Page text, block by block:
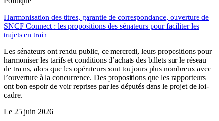
Harmonisation des titres, garantie de correspondance, ouverture de
SNCF Connect : les propositions des sénateurs pour faciliter les
trajets en train
Les sénateurs ont rendu public, ce mercredi, leurs propositions pour
harmoniser les tarifs et conditions d’achats des billets sur le réseau
de trains, alors que les opérateurs sont toujours plus nombreux avec
l’ouverture à la concurrence. Des propositions que les rapporteurs
ont bon espoir de voir reprises par les députés dans le projet de loi-
cadre.
Le 25 juin 2026